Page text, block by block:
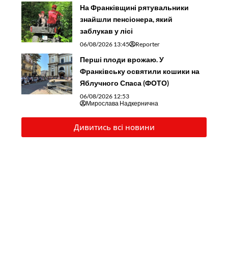
На Франківщині рятувальники
знайшли пенсіонера, який
заблукав у лісі
06/08/2026 13:45 Reporter
Перші плоди врожаю. У
Франківську освятили кошики на
Яблучного Спаса (ФОТО)
06/08/2026 12:53
Мирослава Надкернична
Дивитись всі новини